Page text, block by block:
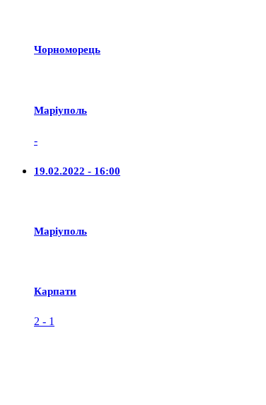
Чорноморець
Маріуполь
-
19.02.2022 - 16:00
Маріуполь
Карпати
2 - 1